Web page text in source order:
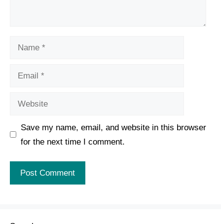
Name
Email
Website
Save my name, email, and website in this browser
for the next time I comment.